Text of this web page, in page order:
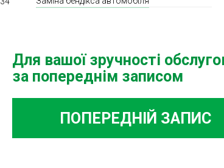
Для вашої зручності
за попереднім записом
ПОПЕРЕДНІЙ ЗАПИС